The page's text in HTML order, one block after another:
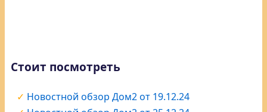
Стоит посмотреть
Новостной обзор Дом2 от 19.12.24